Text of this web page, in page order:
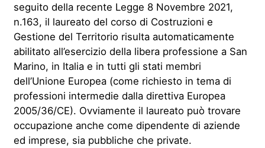
seguito della recente Legge 8 Novembre 2021,
n.163, il laureato del corso di Costruzioni e
Gestione del Territorio risulta automaticamente
abilitato all’esercizio della libera professione a San
Marino, in Italia e in tutti gli stati membri
dell’Unione Europea (come richiesto in tema di
professioni intermedie dalla direttiva Europea
2005/36/CE). Ovviamente il laureato può trovare
occupazione anche come dipendente di aziende
ed imprese, sia pubbliche che private.